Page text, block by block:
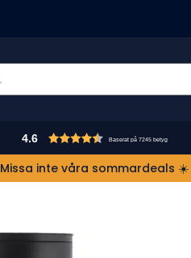
4.6 Baserat på 7245 betyg
Missa inte våra sommardeals ☀️